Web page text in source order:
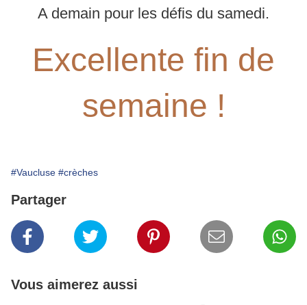
A demain pour les défis du samedi.
Excellente fin de
semaine !
#Vaucluse #crèches
Partager
Vous aimerez aussi